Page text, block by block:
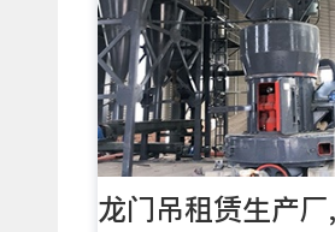
龙门吊租赁生产